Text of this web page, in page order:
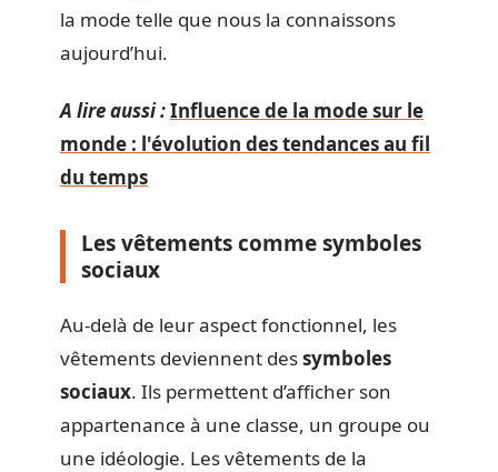
la mode telle que nous la connaissons
aujourd’hui.
A lire aussi :Influence de la mode sur le
monde : l'évolution des tendances au fil
du temps
Les vêtements comme symboles
sociaux
Au-delà de leur aspect fonctionnel, les
vêtements deviennent dessymboles
sociaux. Ils permettent d’afficher son
appartenance à une classe, un groupe ou
une idéologie. Les vêtements de la